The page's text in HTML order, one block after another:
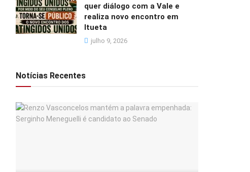
quer diálogo com a Vale e
realiza novo encontro em
Itueta
julho 9, 2026
Notícias Recentes